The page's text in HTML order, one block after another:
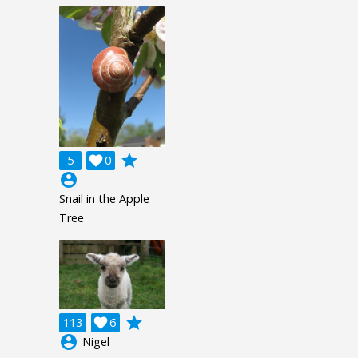
5 0

grade
account_circle
Snail in the Apple
Tree
113 6

grade
account_circle Nigel